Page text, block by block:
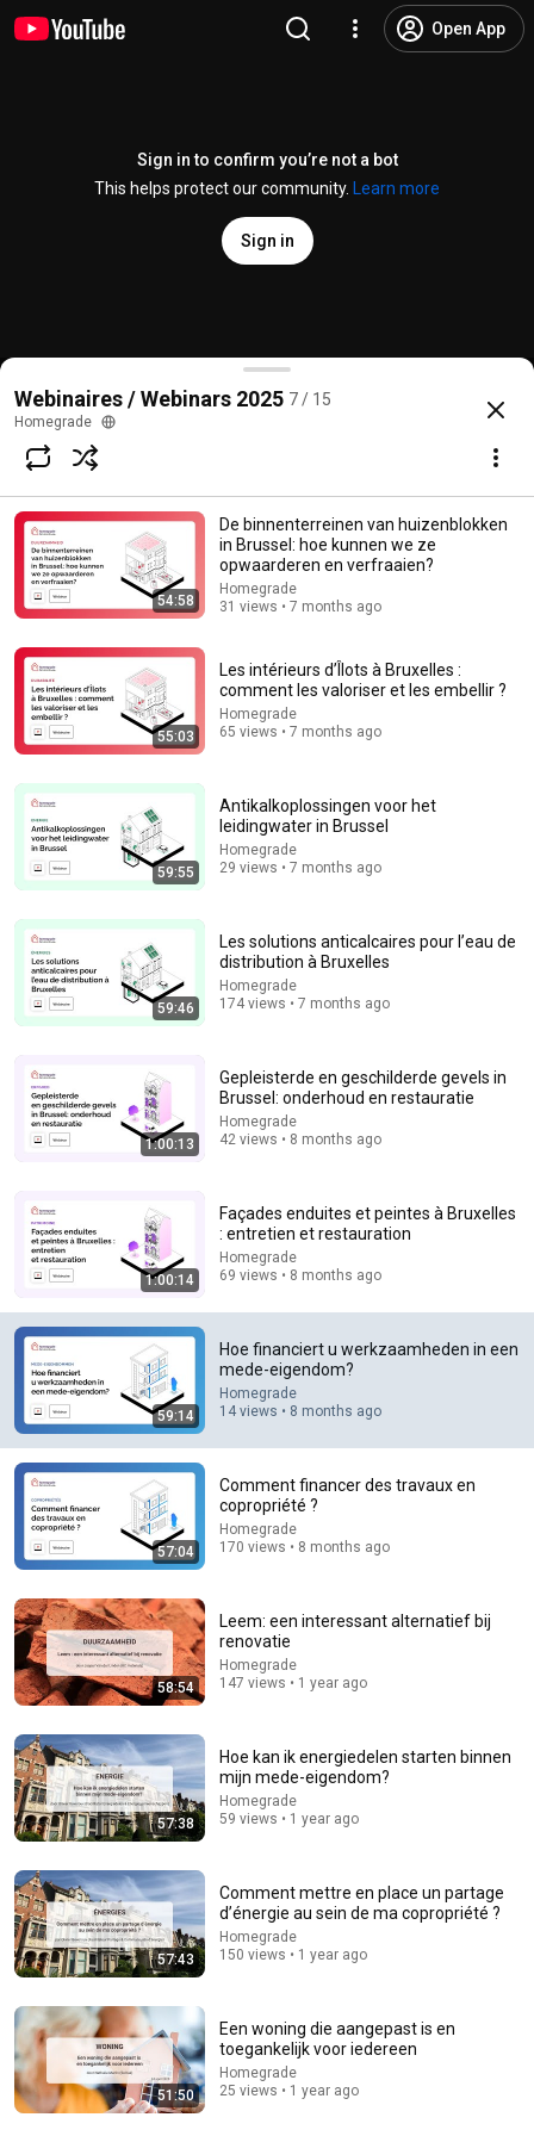
Open App
Sign in to confirm you’re not a bot
This helps protect our community.
Learn more
Sign in
Hoe financiert u werkzaamheden in een mede-
@homegrade.brussels
Subscribe
Comments
Comment...
Brigitte Kaandorp – Generatieladder (Zó, 2009)
Brigitte Kaandorp 74K views
5 Jobs So Desperate For Workers They'll Hire You On
the Spot
Shane Hummus 1.4M views
Don't Put These 7 Assets In Your Living Trust (Most
Toby Mathis Esq | Tax Planning & Asset Protection • 294K
views
Le secret pour méditer la Bible efficacement
Webinaires / Webinars 2025 7 / 15
Homegrade
54:58
De binnenterreinen van huizenblokken
in Brussel: hoe kunnen we ze
opwaarderen en verfraaien?
Homegrade
31 views • 7 months ago
55:03
Les intérieurs d’Îlots à Bruxelles :
comment les valoriser et les embellir ?
Homegrade
65 views • 7 months ago
59:55
Antikalkoplossingen voor het
leidingwater in Brussel
Homegrade
29 views • 7 months ago
59:46
Les solutions anticalcaires pour l’eau de
distribution à Bruxelles
Homegrade
174 views • 7 months ago
1:00:13
Gepleisterde en geschilderde gevels in
Brussel: onderhoud en restauratie
Homegrade
42 views • 8 months ago
1:00:14
Façades enduites et peintes à Bruxelles
: entretien et restauration
Homegrade
69 views • 8 months ago
59:14
Hoe financiert u werkzaamheden in een
mede-eigendom?
Homegrade
14 views • 8 months ago
57:04
Comment financer des travaux en
copropriété ?
Homegrade
170 views • 8 months ago
58:54
Leem: een interessant alternatief bij
renovatie
Homegrade
147 views • 1 year ago
57:38
Hoe kan ik energiedelen starten binnen
mijn mede-eigendom?
Homegrade
59 views • 1 year ago
57:43
Comment mettre en place un partage
d’énergie au sein de ma copropriété ?
Homegrade
150 views • 1 year ago
51:50
Een woning die aangepast is en
toegankelijk voor iedereen
Homegrade
25 views • 1 year ago